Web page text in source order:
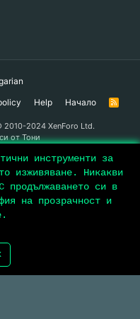
Help Начало
R
2010-2024 XenForo Ltd.
от Тони
инструменти за
изживяване. Никакви
продължаването си в
на прозрачност и